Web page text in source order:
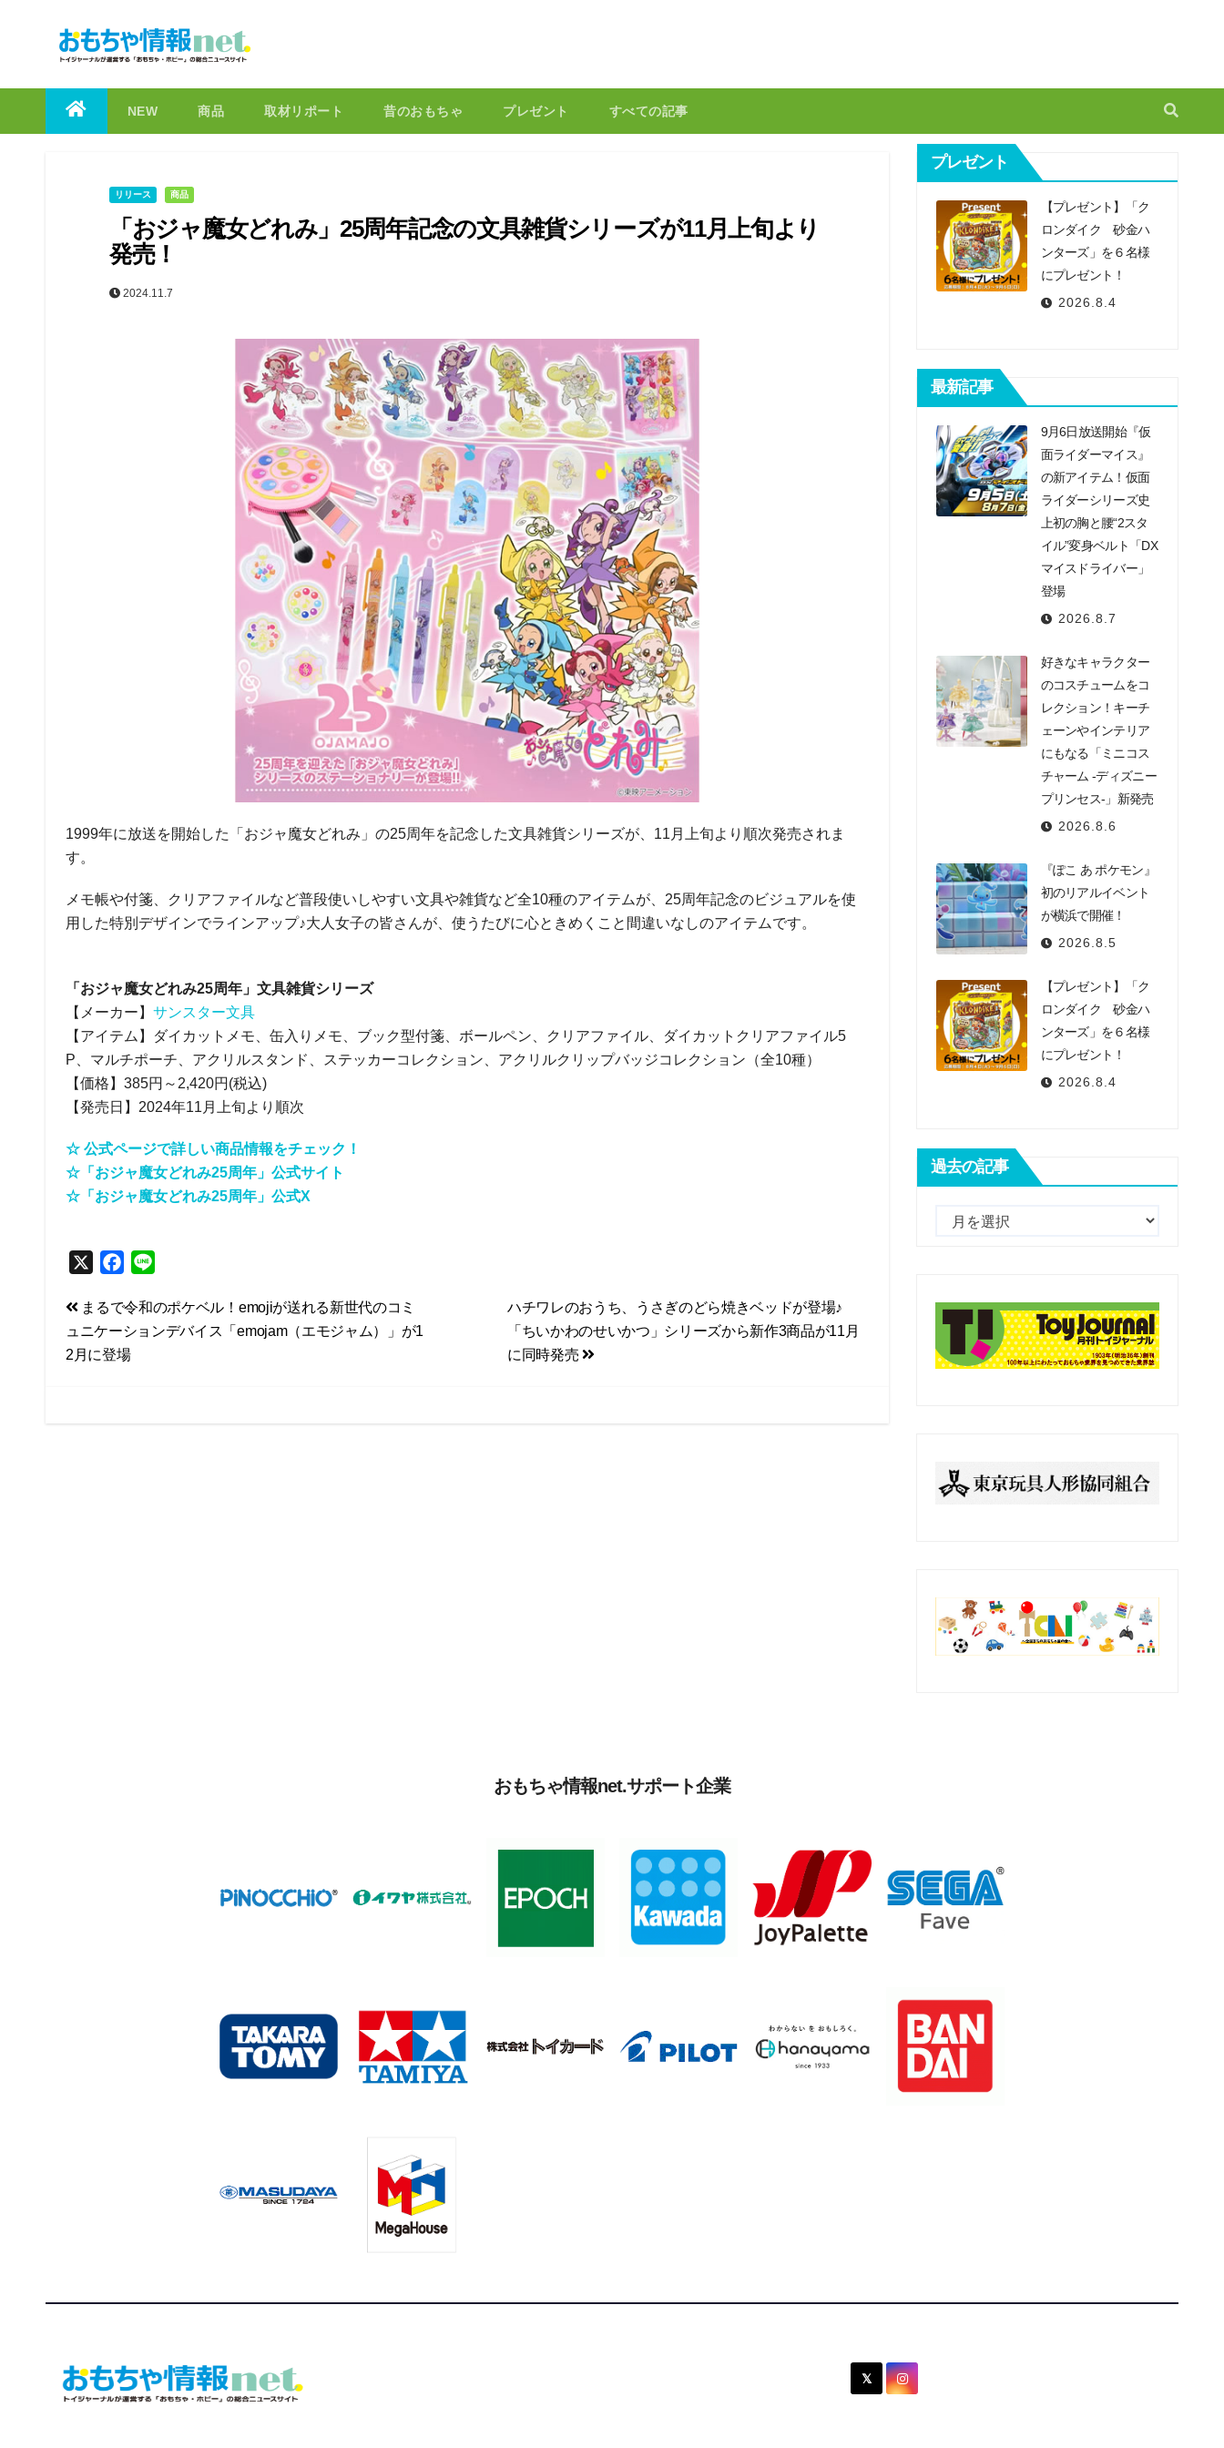
NEW 商品 取材リポート 昔のおもちゃ プレゼント すべての記事
リリース 商品
「おジャ魔女どれみ」25周年記念の文具雑貨シリーズが11月上旬より
発売！
2024.11.7
1999年に放送を開始した「おジャ魔女どれみ」の25周年を記念した文具雑貨シリーズが、11月上旬より順次発売されま
す。
メモ帳や付箋、クリアファイルなど普段使いしやすい文具や雑貨など全10種のアイテムが、25周年記念のビジュアルを使
用した特別デザインでラインアップ♪大人女子の皆さんが、使うたびに心ときめくこと間違いなしのアイテムです。
「おジャ魔女どれみ25周年」文具雑貨シリーズ
【メーカー】 サンスター文具
【アイテム】ダイカットメモ、缶入りメモ、ブック型付箋、ボールペン、クリアファイル、ダイカットクリアファイル5
P、マルチポーチ、アクリルスタンド、ステッカーコレクション、アクリルクリップバッジコレクション（全10種）
【価格】385円～2,420円(税込)
【発売日】2024年11月上旬より順次
☆ 公式ページで詳しい商品情報をチェック！
☆「おジャ魔女どれみ25周年」公式サイト
☆「おジャ魔女どれみ25周年」公式X
c
e
b
n
e
投
稿
ハチワレのおうち、うさぎのどら焼きベッドが登場♪
「ちいかわのせいかつ」シリーズから新作3商品が11月
に同時発売
まるで令和のポケベル！emojiが送れる新世代のコミ
ュニケーションデバイス「emojam（エモジャム）」が1
2月に登場
プレゼント
【プレゼント】「ク
ロンダイク 砂金ハ
ンターズ」を６名様
にプレゼント！
2026.8.4
最新記事
9月6日放送開始『仮
面ライダーマイス』
の新アイテム！仮面
ライダーシリーズ史
上初の胸と腰“2スタ
イル”変身ベルト「DX
マイスドライバー」
登場
2026.8.7
好きなキャラクター
のコスチュームをコ
レクション！キーチ
ェーンやインテリア
にもなる「ミニコス
チャーム -ディズニー
プリンセス-」新発売
2026.8.6
『ぽこ あ ポケモン』
初のリアルイベント
が横浜で開催！
2026.8.5
【プレゼント】「ク
ロンダイク 砂金ハ
ンターズ」を６名様
にプレゼント！
2026.8.4
過去の記事
記
事
おもちゃ情報net.サポート企業